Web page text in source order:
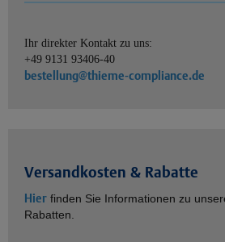
Ihr direkter Kontakt zu uns:
+49 9131 93406-40
bestellung@thieme-compliance.de
Versandkosten & Rabatte
Hier finden Sie Informationen zu
Rabatten.